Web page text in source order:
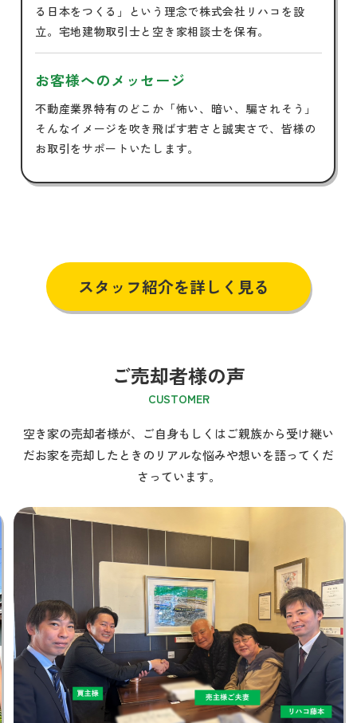
る日本をつくる」という理念で株式会社リハコを設
立。宅地建物取引士と空き家相談士を保有。
お客様へのメッセージ
不動産業界特有のどこか「怖い、暗い、騙されそう」
そんなイメージを吹き飛ばす若さと誠実さで、皆様の
お取引をサポートいたします。
スタッフ紹介を詳しく見る
ご売却者様の声
CUSTOMER
空き家の売却者様が、ご自身もしくはご親族から受け継い
だお家を売却したときのリアルな悩みや想いを語ってくだ
さっています。